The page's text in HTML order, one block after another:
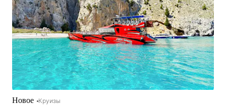
Новое Круизы